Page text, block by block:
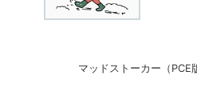
マッドストーカー（PCE